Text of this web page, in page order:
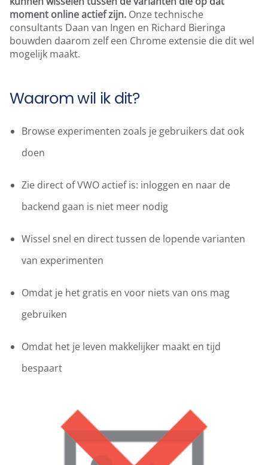
moment online actief zijn. Onze technische
consultants Daan van Ingen en Richard Bieringa
bouwden daarom zelf een Chrome extensie die dit wel
mogelijk maakt.
Waarom wil ik dit?
Browse experimenten zoals je gebruikers dat ook
doen
Zie direct of VWO actief is: inloggen en naar de
backend gaan is niet meer nodig
Wissel snel en direct tussen de lopende varianten
van experimenten
Omdat je het gratis en voor niets van ons mag
gebruiken
Omdat het je leven makkelijker maakt en tijd
bespaart